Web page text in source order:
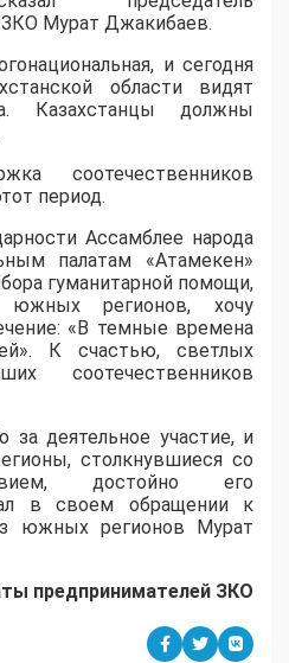
ЗКО Мурат Джакибаев.
и сегодня
области видят
Казахстанцы должны
соотечественников
период.
Ассамблее народа
палатам «Атамекен»
гуманитарной помощи,
южных регионов, хочу
«В темные времена
К счастью, светлых
соотечественников
за деятельное участие, и
столкнувшиеся со
достойно его
в своем обращении к
южных регионов Мурат
предпринимателей ЗКО